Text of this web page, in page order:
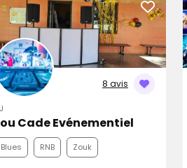
8 avis
Cade Evénementiel
Blues RNB Zouk